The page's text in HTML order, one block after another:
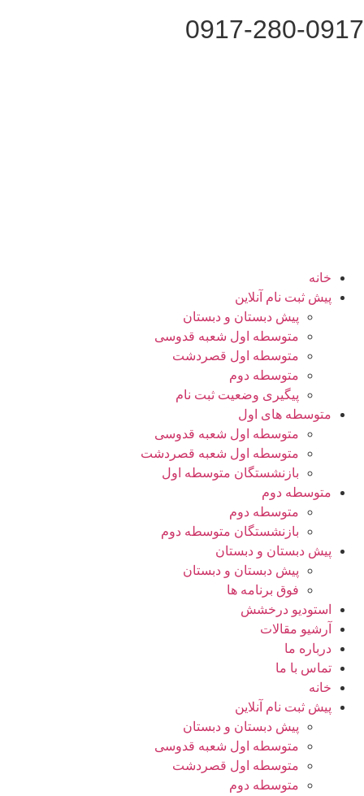
0917-280-
خانه
پیش ثبت نام آنلاین
پیش دبستان و دبستان
متوسطه اول شعبه قدوسی
متوسطه اول قصردشت
متوسطه دوم
پیگیری وضعیت ثبت نام
متوسطه های اول
متوسطه اول شعبه قدوسی
متوسطه اول شعبه قصردشت
بازنشستگان متوسطه اول
متوسطه دوم
متوسطه دوم
بازنشستگان متوسطه دوم
پیش دبستان و دبستان
پیش دبستان و دبستان
فوق برنامه ها
استودیو درخشش
آرشیو مقالات
درباره ما
تماس با ما
خانه
پیش ثبت نام آنلاین
پیش دبستان و دبستان
متوسطه اول شعبه قدوسی
متوسطه اول قصردشت
متوسطه دوم